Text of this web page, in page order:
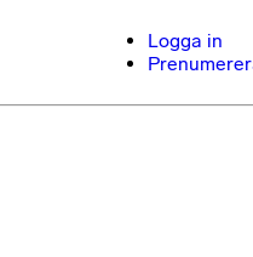
Logga in